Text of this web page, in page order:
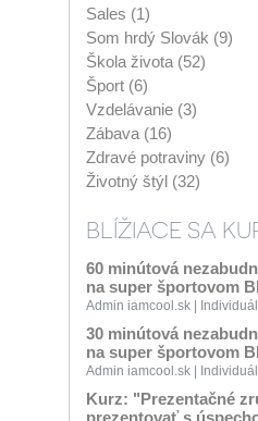
Sales (1)
Som hrdý Slovák (9)
Škola života (52)
Šport (6)
Vzdelávanie (3)
Zábava (16)
Zdravé potraviny (6)
Životný štýl (32)
BLÍŽIACE SA
60 minútová
na super športovom
Admin iamcool.sk |
30 minútová
na super športovom
Admin iamcool.sk |
Kurz: "Prezentačné
prezentovať s